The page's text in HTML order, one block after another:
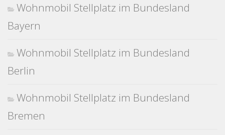
Wohnmobil Stellplatz im Bundesland
Bayern
Wohnmobil Stellplatz im Bundesland
Berlin
Wohnmobil Stellplatz im Bundesland
Bremen